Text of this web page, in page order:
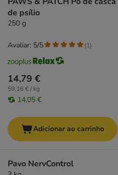
de psílio
250 g
14,79 €
59,16 € / kg
14,05 €
Avaliar: 5/5 (1)
Adicionar ao carrinho
Pavo NervControl